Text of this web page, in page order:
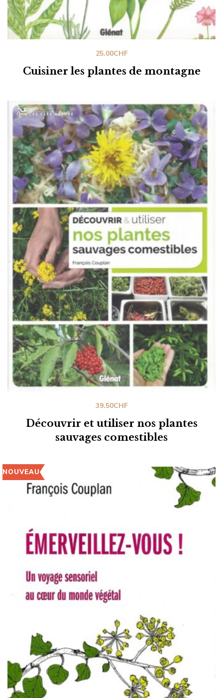
Cuisiner les plantes de montagne
25.00CHF
Découvrir et utiliser nos plantes
sauvages comestibles
39.50CHF
NOUVEAU